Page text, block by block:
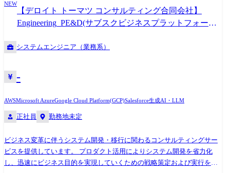
理するWebシステムを開発。 ・データ処理を自動化し、グローバル品質
保証の標準化と効率化を実現しました。 【主な技術スタック】
Java/C#/VB.NET/JavaScript/PHP/PowerShell AWS/Oracle/SQL
NEW
【デロイト トーマツ コンサルティング合同会社】
Engineering_PE&D(サブスクビジネスプラットフォーム
システムエンジニア（業務系）
-
AWSMicrosoft AzureGoogle Cloud Platform(GCP)Salesforce生成AI・LLM
正社員 勤務地未定
ビジネス変革に伴うシステム開発・移行に関わるコンサルティングサー
ビスを提供しています。 プロダクト活用によりシステム開発を省力化
し、迅速にビジネス目的を実現していくための戦略策定および実行を支